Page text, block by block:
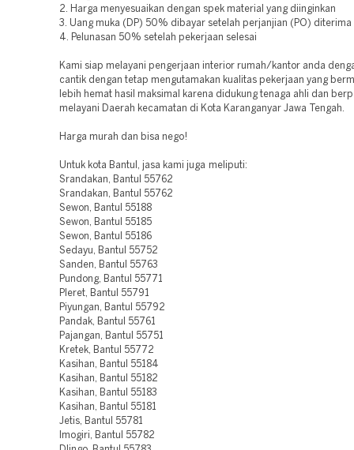
2. Harga menyesuaikan dengan spek material yang diinginkan
3. Uang muka (DP) 50% dibayar setelah perjanjian (PO) diterima
4. Pelunasan 50% setelah pekerjaan selesai
Kami siap melayani pengerjaan interior rumah/kantor anda
cantik dengan tetap mengutamakan kualitas pekerjaan yang
lebih hemat hasil maksimal karena didukung tenaga ahli dan
melayani Daerah kecamatan di Kota Karanganyar Jawa Tengah.
Harga murah dan bisa nego!
Untuk kota Bantul, jasa kami juga meliputi:
Srandakan, Bantul 55762
Srandakan, Bantul 55762
Sewon, Bantul 55188
Sewon, Bantul 55185
Sewon, Bantul 55186
Sedayu, Bantul 55752
Sanden, Bantul 55763
Pundong, Bantul 55771
Pleret, Bantul 55791
Piyungan, Bantul 55792
Pandak, Bantul 55761
Pajangan, Bantul 55751
Kretek, Bantul 55772
Kasihan, Bantul 55184
Kasihan, Bantul 55182
Kasihan, Bantul 55183
Kasihan, Bantul 55181
Jetis, Bantul 55781
Imogiri, Bantul 55782